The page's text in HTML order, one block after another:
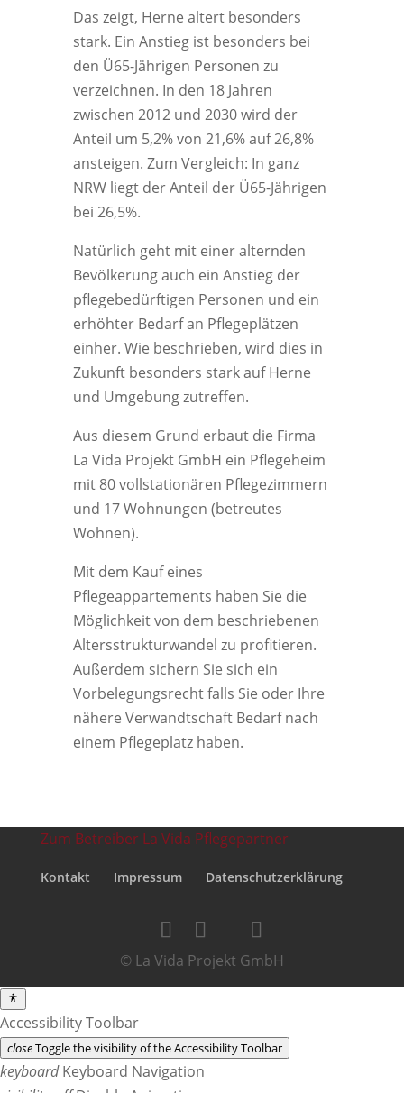
Das zeigt, Herne altert besonders
stark. Ein Anstieg ist besonders bei
den Ü65-Jährigen Personen zu
verzeichnen. In den 18 Jahren
zwischen 2012 und 2030 wird der
Anteil um 5,2% von 21,6% auf 26,8%
ansteigen. Zum Vergleich: In ganz
NRW liegt der Anteil der Ü65-Jährigen
bei 26,5%.
Natürlich geht mit einer alternden
Bevölkerung auch ein Anstieg der
pflegebedürftigen Personen und ein
erhöhter Bedarf an Pflegeplätzen
einher. Wie beschrieben, wird dies in
Zukunft besonders stark auf Herne
und Umgebung zutreffen.
Aus diesem Grund erbaut die Firma
La Vida Projekt GmbH ein Pflegeheim
mit 80 vollstationären Pflegezimmern
und 17 Wohnungen (betreutes
Wohnen).
Mit dem Kauf eines
Pflegeappartements haben Sie die
Möglichkeit von dem beschriebenen
Altersstrukturwandel zu profitieren.
Außerdem sichern Sie sich ein
Vorbelegungsrecht falls Sie oder Ihre
nähere Verwandtschaft Bedarf nach
einem Pflegeplatz haben.
Zum Betreiber La Vida Pflegepartner
Kontakt Impressum Datenschutzerklärung
© La Vida Projekt GmbH
Accessibility Toolbar
closeToggle the visibility of the Accessibility Toolbar
keyboard Keyboard Navigation